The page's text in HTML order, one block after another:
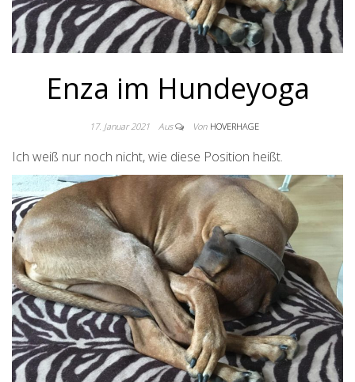
Enza im Hundeyoga
17. Januar 2021 Aus Von HOVERHAGE
Ich weiß nur noch nicht, wie diese Position heißt.